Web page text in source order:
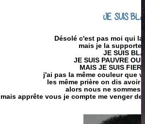
JE SUIS
Désolé c'est pas moi qui
mais je la supporte
JE SUIS
JE SUIS PAUVRE
MAIS JE SUIS FIER
j'ai pas la même couleur que
les même prière on dis avoir
alors nous ne sommes
mais apprête vous je compte me venger de